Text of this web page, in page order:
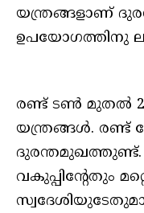
യന്ത്രങ്ങളാണ്
ഉപയോഗത്തിനു
രണ്ട് ടണ്‍ മുതല്‍
യന്ത്രങ്ങള്‍. രണ്ട്
വകുപ്പിന്റേതും